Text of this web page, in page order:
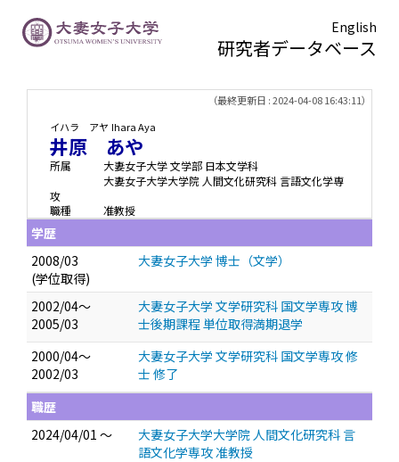
English
研究者データベース
（最終更新日 : 2024-04-08 16:43:11）
イハラ アヤ Ihara Aya
井原 あや
所属
大妻女子大学 文学部 日本文学科
大妻女子大学大学院 人間文化研究科 言語文化学専
攻
職種
准教授
学歴
2008/03
(学位取得)
大妻女子大学 博士（文学）
2002/04～
2005/03
大妻女子大学 文学研究科 国文学専攻 博
士後期課程 単位取得満期退学
2000/04～
2002/03
大妻女子大学 文学研究科 国文学専攻 修
士 修了
職歴
2024/04/01 ～
大妻女子大学大学院 人間文化研究科 言
語文化学専攻 准教授